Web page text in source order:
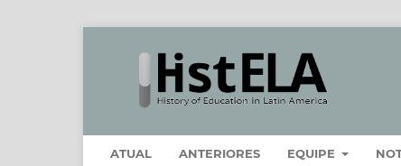
ATUAL ANTERIORES EQUIPE